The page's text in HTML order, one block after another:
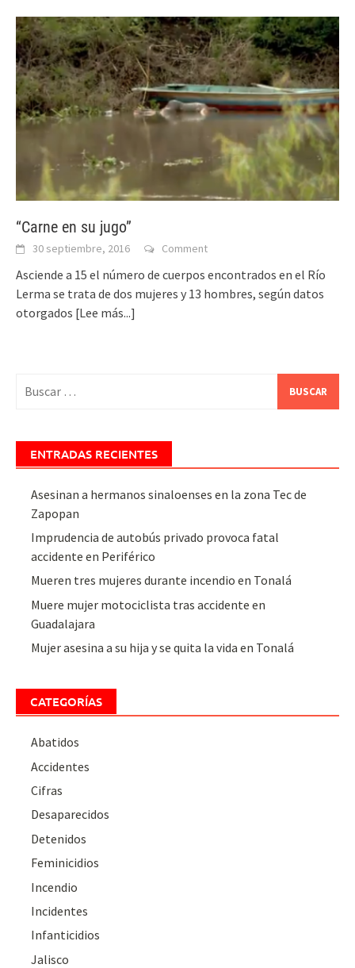
“Carne en su jugo”
30 septiembre, 2016 Comment
Asciende a 15 el número de cuerpos encontrados en el Río
Lerma se trata de dos mujeres y 13 hombres, según datos
otorgados [Lee más...]
ENTRADAS RECIENTES
Asesinan a hermanos sinaloenses en la zona Tec de
Zapopan
Imprudencia de autobús privado provoca fatal
accidente en Periférico
Mueren tres mujeres durante incendio en Tonalá
Muere mujer motociclista tras accidente en
Guadalajara
Mujer asesina a su hija y se quita la vida en Tonalá
CATEGORÍAS
Abatidos
Accidentes
Cifras
Desaparecidos
Detenidos
Feminicidios
Incendio
Incidentes
Infanticidios
Jalisco